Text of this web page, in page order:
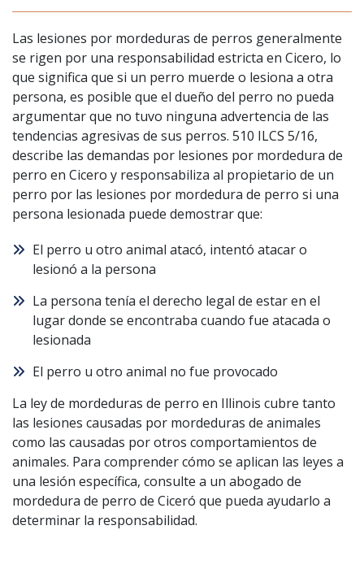
Las lesiones por mordeduras de perros generalmente
se rigen por una responsabilidad estricta en Cicero, lo
que significa que si un perro muerde o lesiona a otra
persona, es posible que el dueño del perro no pueda
argumentar que no tuvo ninguna advertencia de las
tendencias agresivas de sus perros. 510 ILCS 5/16,
describe las demandas por lesiones por mordedura de
perro en Cicero y responsabiliza al propietario de un
perro por las lesiones por mordedura de perro si una
persona lesionada puede demostrar que:
El perro u otro animal atacó, intentó atacar o
lesionó a la persona
La persona tenía el derecho legal de estar en el
lugar donde se encontraba cuando fue atacada o
lesionada
El perro u otro animal no fue provocado
La ley de mordeduras de perro en Illinois cubre tanto
las lesiones causadas por mordeduras de animales
como las causadas por otros comportamientos de
animales. Para comprender cómo se aplican las leyes a
una lesión específica, consulte a un abogado de
mordedura de perro de Ciceró que pueda ayudarlo a
determinar la responsabilidad.